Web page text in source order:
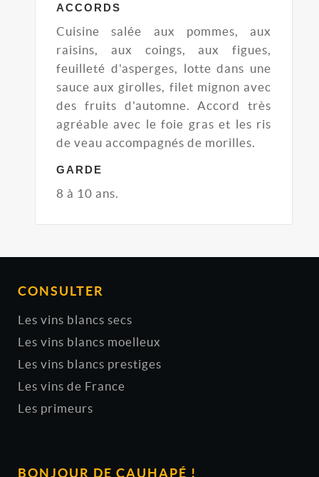
ACCORDS
Cuisine salée aux pommes, aux
raisins, aux coings, aux figues,
feuilleté d'asperges, lotte dans une
sauce aux girolles, filet mignon avec
des fruits d'automne. Accord très
agréable avec le foie gras et les ris
de veau accompagnés de morilles.
GARDE
8 à 10 ans.
CONSULTER
Les vins blancs secs
Les vins blancs moelleux
Les vins blancs prestiges
Les vins de France
Les primeurs
BONJOUR DE CAUHAPÉ !